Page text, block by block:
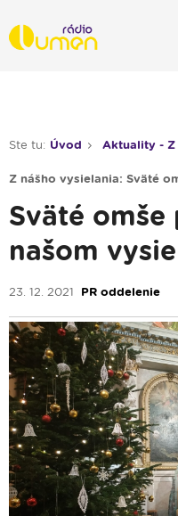
Ste tu: Úvod Aktuality - Z
Z nášho vysielania: Sväté
Sväté omše
našom
23. 12. 2021 PR oddelenie